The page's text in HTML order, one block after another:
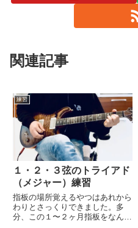
関連記事
練習
１・２・３弦のトライアド
（メジャー）練習
指板の場所覚えるやつはあれから
わりとさっくりできました。多
分、この１〜２ヶ月指板をなんと